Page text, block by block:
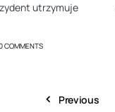
utrzymuje
COMMENTS
Previous